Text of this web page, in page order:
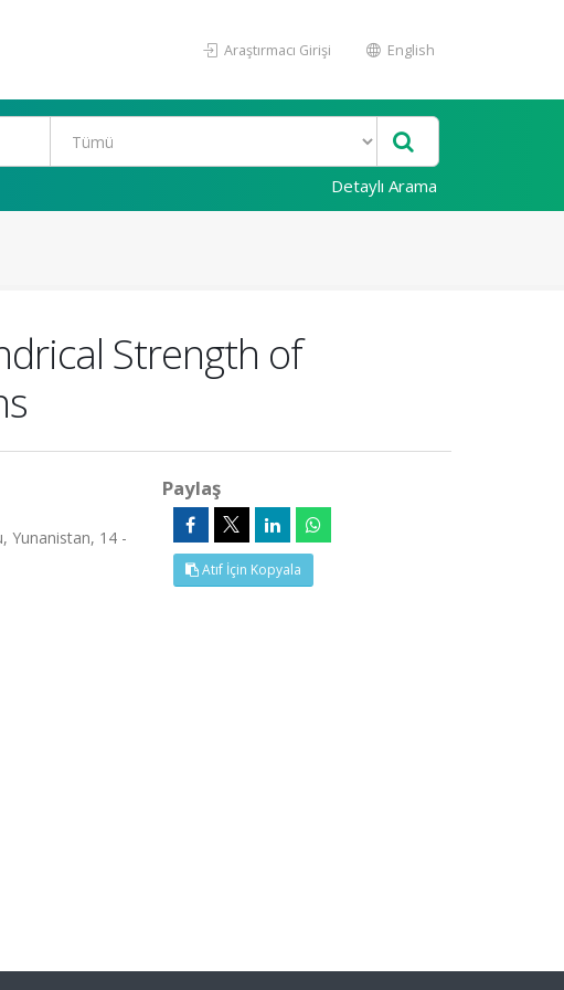
Araştırmacı Girişi English
Detaylı Arama
Strength of
Yunanistan, 14 -
Paylaş
Atıf İçin Kopyala